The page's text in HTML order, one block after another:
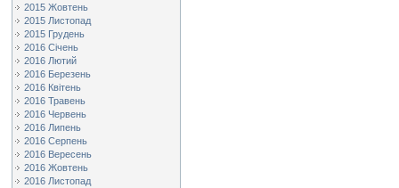
2015 Жовтень
2015 Листопад
2015 Грудень
2016 Січень
2016 Лютий
2016 Березень
2016 Квітень
2016 Травень
2016 Червень
2016 Липень
2016 Серпень
2016 Вересень
2016 Жовтень
2016 Листопад